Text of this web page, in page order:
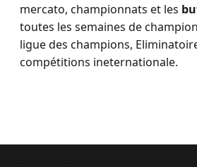
mercato, championnats et les
toutes les semaines de
ligue des champions,
compétitions ineternationale.